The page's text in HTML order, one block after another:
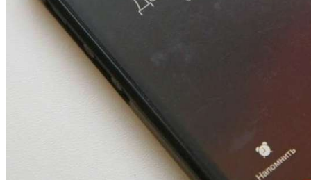
Сладкий праздник в Волгограде: в Центральном
парке прошёл фестиваль „Арбузный переполох“
Волгоградские компании нарастили экспорт:
заключены контракты на 3,6 млн долларов